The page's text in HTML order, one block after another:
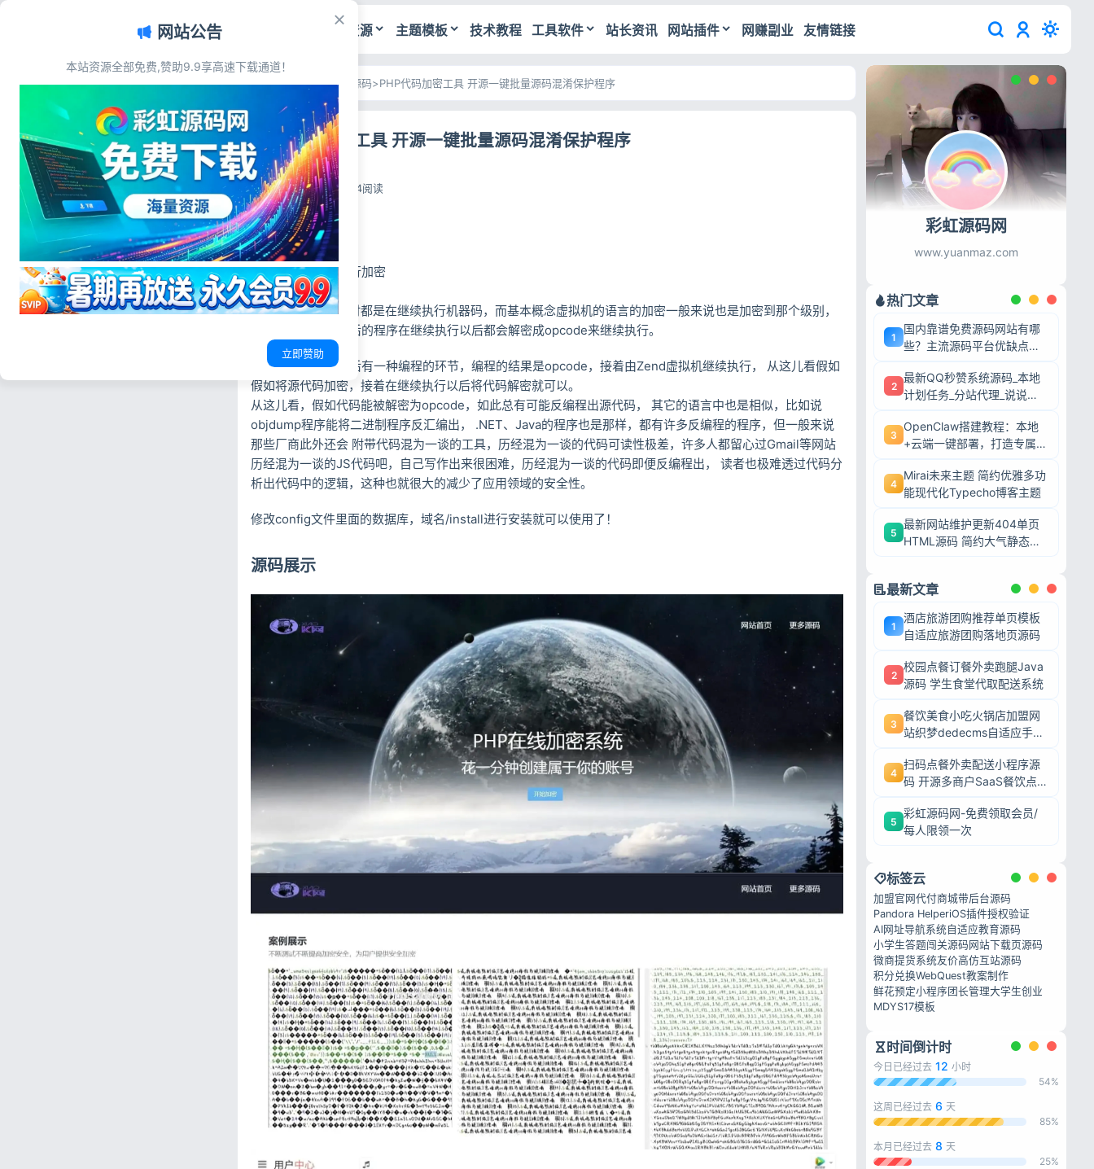
源码资源 主题模板 技术教程 工具软件 站长资讯 网站插件 网赚副业 友情链接
首页>源码资源>其他源码>PHP代码加密工具 开源一键批量源码混淆保护程序
PHP代码加密工具 开源一键批量源码混淆保护程序
彩虹源码网
2026-06-17 14阅读
源码简介
对PHP文件代码进行加密
加密的本质
本质上程序在运转时都是在继续执行机器码，而基本概念虚拟机的语言的加密一般来说也是加密到那个级别，
也就是说PHP加密后的程序在继续执行以后都会解密成opcode来继续执行。
PHP在继续执行以后有一种编程的环节，编程的结果是opcode，接着由Zend虚拟机继续执行， 从这儿看假如
假如将源代码加密，接着在继续执行以后将代码解密就可以。
从这儿看，假如代码能被解密为opcode，如此总有可能反编程出源代码， 其它的语言中也是相似，比如说
objdump程序能将二进制程序反汇编出， .NET、Java的程序也是那样，都有许多反编程的程序，但一般来说
那些厂商此外还会 附带代码混为一谈的工具，历经混为一谈的代码可读性极差，许多人都留心过Gmail等网站
历经混为一谈的JS代码吧，自己写作出来很困难，历经混为一谈的代码即便反编程出， 读者也极难透过代码分
析出代码中的逻辑，这种也就很大的减少了应用领域的安全性。
修改config文件里面的数据库，域名/install进行安装就可以使用了！
源码展示
彩虹源码网
www.yuanmaz.com
热门文章
1
国内靠谱免费源码网站有哪
些？主流源码平台优缺点深
2
最新QQ秒赞系统源码_本地
计划任务_分站代理_说说赞
3
OpenClaw搭建教程：本地
+云端一键部署，打造专属AI
4
Mirai未来主题 简约优雅多功
能现代化Typecho博客主题
5
最新网站维护更新404单页
HTML源码 简约大气静态模
最新文章
1
酒店旅游团购推荐单页模板
自适应旅游团购落地页源码
2
校园点餐订餐外卖跑腿Java
源码 学生食堂代取配送系统
3
餐饮美食小吃火锅店加盟网
站织梦dedecms自适应手机
4
扫码点餐外卖配送小程序源
码 开源多商户SaaS餐饮点
5
彩虹源码网-免费领取会员/
每人限领一次
标签云
加盟官网代付商城带后台源码
Pandora HelperiOS插件授权验证
AI网址导航系统自适应教育源码
小学生答题闯关源码 网站下载页源码
微商提货系统友价高仿互站源码
积分兑换WebQuest教案制作
鲜花预定小程序团长管理大学生创业
MDYS17模板
时间倒计时
今日已经过去 12 小时
54%
这周已经过去 6 天
85%
本月已经过去 8 天
25%
文章目录
源码简介
源码展示
源码下载
网站公告
本站资源全部免费,赞助9.9享高速下载通道！
立即赞助